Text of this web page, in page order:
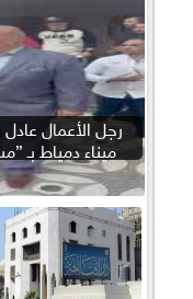
رجل الأعمال
ميناء دمياط بـ